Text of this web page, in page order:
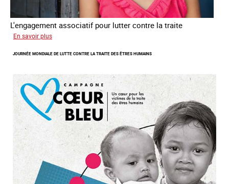
L'engagement associatif pour lutter contre la traite
En savoir plus
des
en
Asie
du
sud
est
JOURNÉE MONDIALE DE LUTTE CONTRE LA TRAITE DES ÊTRES HUMAINS